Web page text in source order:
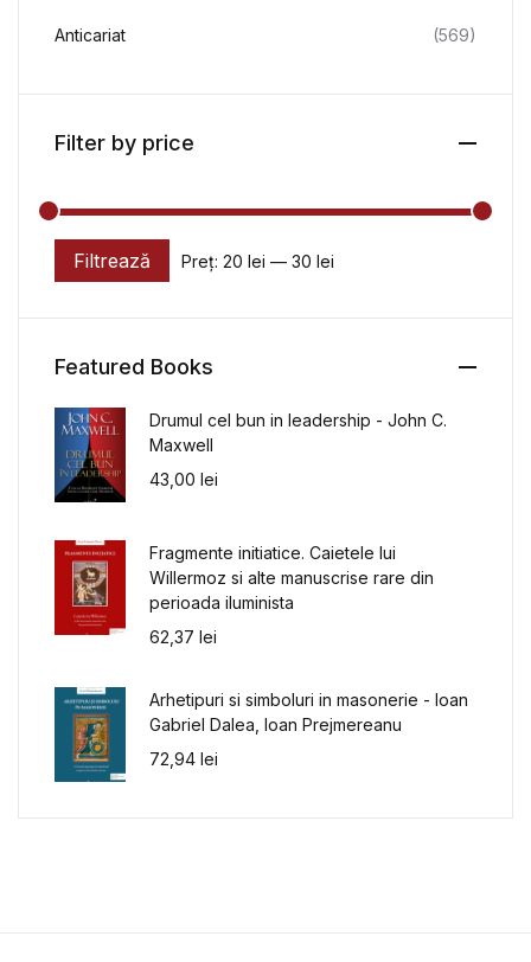
Anticariat (569)
Filter by price
Preț minim
Preț maxim
Filtrează Preț: 20 lei — 30 lei
Featured Books
Drumul cel bun in leadership - John C.
Maxwell
43,00 lei
Fragmente initiatice. Caietele lui
Willermoz si alte manuscrise rare din
perioada iluminista
62,37 lei
Arhetipuri si simboluri in masonerie - Ioan
Gabriel Dalea, Ioan Prejmereanu
72,94 lei